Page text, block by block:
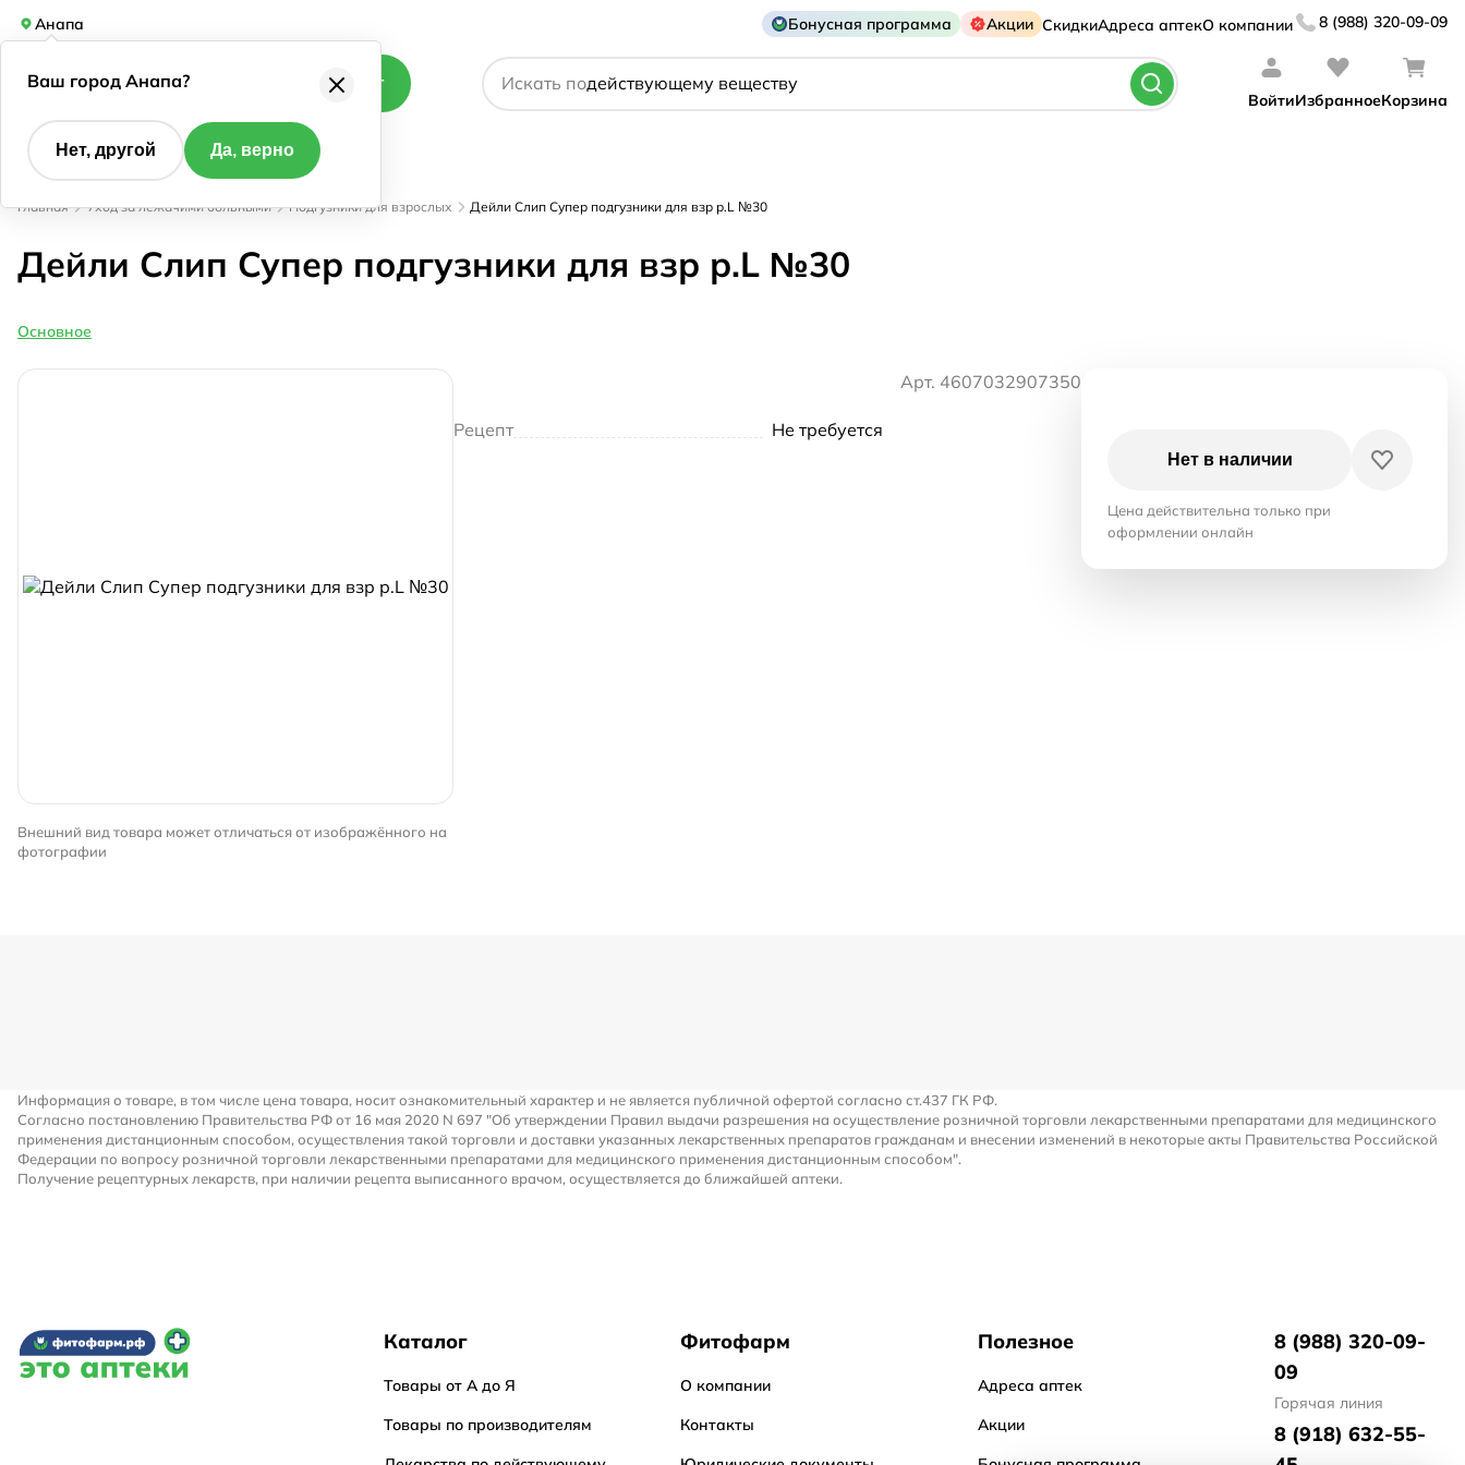
Анапа Бонусная программа Акции СкидкиАдреса аптекО компании 8 (988) 320-09-09
Каталог Искать по
названию препарата
производителю
ВойтиИзбранноеКорзина
Главная Уход за лежачими больными Подгузники для взрослых Дейли Слип Супер подгузники для взр р.L №30
Дейли Слип Супер подгузники для взр р.L №30
Основное
Внешний вид товара может отличаться от изображённого на
фотографии
Арт. 4607032907350
Рецепт Не требуется
Нет в наличии
Цена действительна только при
оформлении онлайн
Информация о товаре, в том числе цена товара, носит ознакомительный характер и не является публичной офертой согласно ст.437 ГК РФ.
Согласно постановлению Правительства РФ от 16 мая 2020 N 697 "Об утверждении Правил выдачи разрешения на осуществление розничной торговли лекарственными препаратами для медицинского
применения дистанционным способом, осуществления такой торговли и доставки указанных лекарственных препаратов гражданам и внесении изменений в некоторые акты Правительства Российской
Федерации по вопросу розничной торговли лекарственными препаратами для медицинского применения дистанционным способом".
Получение рецептурных лекарств, при наличии рецепта выписанного врачом, осуществляется до ближайшей аптеки.
Каталог
Товары от А до Я
Товары по производителям
Фитофарм
О компании
Контакты
Полезное
Адреса аптек
Акции
8 (988) 320-09-
09
Горячая линия
8 (918) 632-55-
Ваш город Анапа?
Нет, другой Да, верно